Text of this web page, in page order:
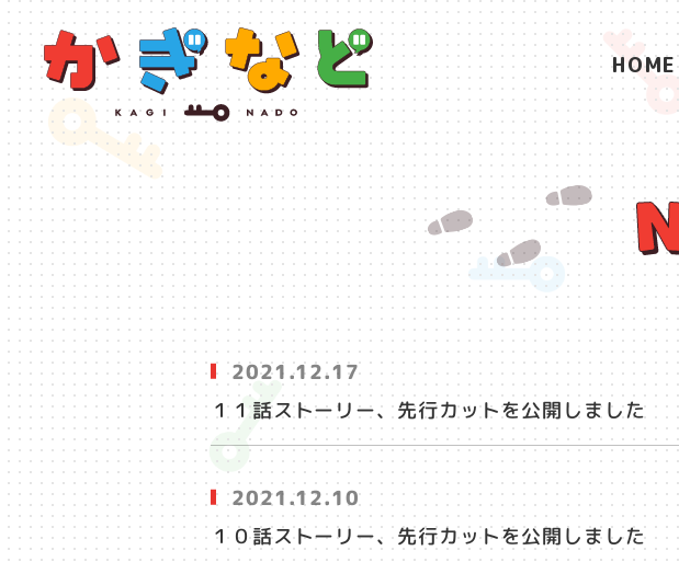
HOME
2021.12.17
１１話ストーリー、先行カットを公開しました
2021.12.10
１０話ストーリー、先行カットを公開しました